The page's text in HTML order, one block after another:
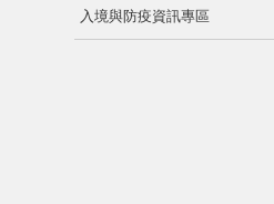
入境與防疫資訊專區